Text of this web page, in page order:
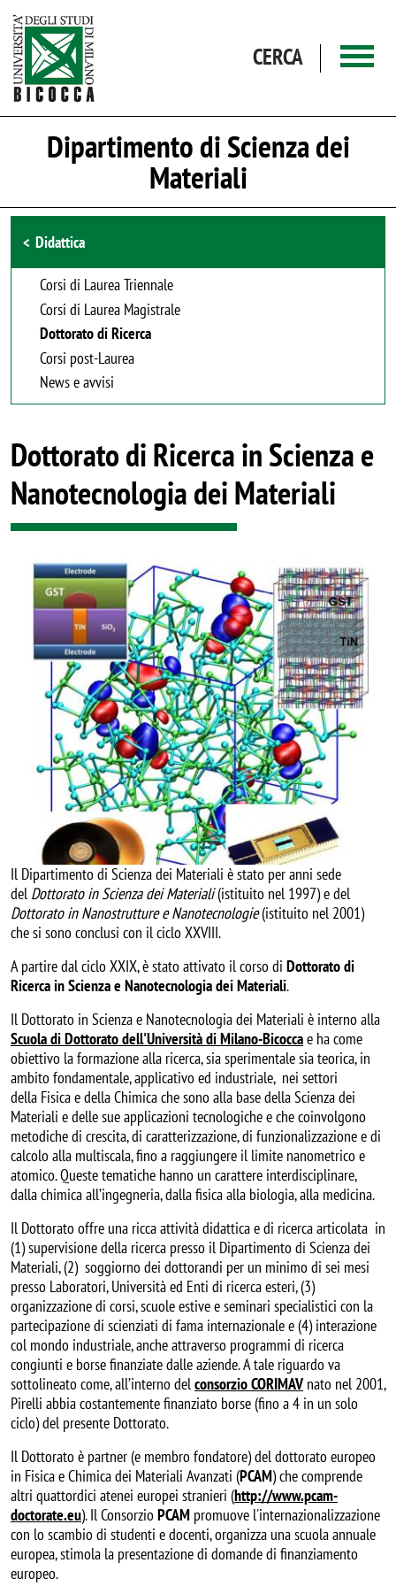
CERCA
Dipartimento di Scienza dei
Materiali
Browse the section
Didattica
Corsi di Laurea Triennale
Corsi di Laurea Magistrale
Dottorato di Ricerca
Corsi post-Laurea
News e avvisi
Dottorato di Ricerca in Scienza e
Nanotecnologia dei Materiali
Image
Il Dipartimento di Scienza dei Materiali è stato per anni sede
del Dottorato in Scienza dei Materiali(istituito nel 1997) e del
Dottorato in Nanostrutture e Nanotecnologie(istituito nel 2001)
che si sono conclusi con il ciclo XXVIII.
A partire dal ciclo XXIX, è stato attivato il corso di Dottorato di
Ricerca in Scienza e Nanotecnologia dei Materiali.
Il Dottorato in Scienza e Nanotecnologia dei Materiali è interno alla
Scuola di Dottorato dell'Università di Milano-Bicoccae ha come
obiettivo la formazione alla ricerca, sia sperimentale sia teorica, in
ambito fondamentale, applicativo ed industriale, nei settori
della Fisica e della Chimica che sono alla base della Scienza dei
Materiali e delle sue applicazioni tecnologiche e che coinvolgono
metodiche di crescita, di caratterizzazione, di funzionalizzazione e di
calcolo alla multiscala, fino a raggiungere il limite nanometrico e
atomico. Queste tematiche hanno un carattere interdisciplinare,
dalla chimica all’ingegneria, dalla fisica alla biologia, alla medicina.
Il Dottorato offre una ricca attività didattica e di ricerca articolata in
(1) supervisione della ricerca presso il Dipartimento di Scienza dei
Materiali, (2) soggiorno dei dottorandi per un minimo di sei mesi
presso Laboratori, Università ed Enti di ricerca esteri, (3)
organizzazione di corsi, scuole estive e seminari specialistici con la
partecipazione di scienziati di fama internazionale e (4) interazione
col mondo industriale, anche attraverso programmi di ricerca
congiunti e borse finanziate dalle aziende. A tale riguardo va
sottolineato come, all’interno delconsorzio CORIMAV nato nel 2001,
Pirelli abbia costantemente finanziato borse (fino a 4 in un solo
ciclo) del presente Dottorato.
Il Dottorato è partner (e membro fondatore) del dottorato europeo
in Fisica e Chimica dei Materiali Avanzati (PCAM) che comprende
altri quattordici atenei europei stranieri (http://www.pcam-
doctorate.eu). Il ConsorzioPCAM promuove l'internazionalizzazione
con lo scambio di studenti e docenti, organizza una scuola annuale
europea, stimola la presentazione di domande di finanziamento
europeo.